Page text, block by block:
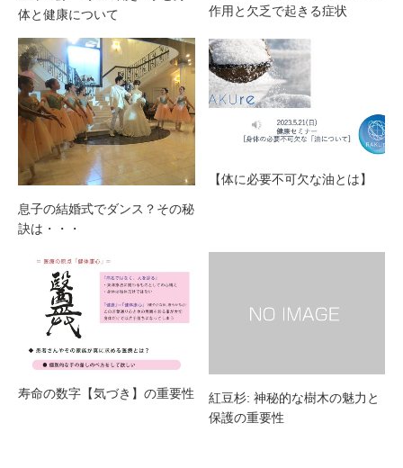
体と健康について
作用と欠乏で起きる症状
息子の結婚式でダンス？その秘
訣は・・・
【体に必要不可欠な油とは】
寿命の数字【気づき】の重要性
紅豆杉: 神秘的な樹木の魅力と
保護の重要性